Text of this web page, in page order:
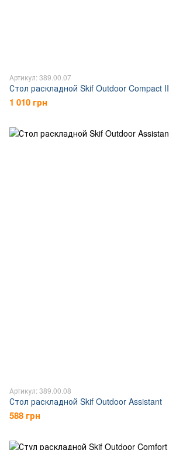
Артикул: 389.00.07
Стол раскладной Skif Outdoor Compact II
1 010 грн
Артикул: 389.00.08
Стол раскладной Skif Outdoor Assistant
588 грн